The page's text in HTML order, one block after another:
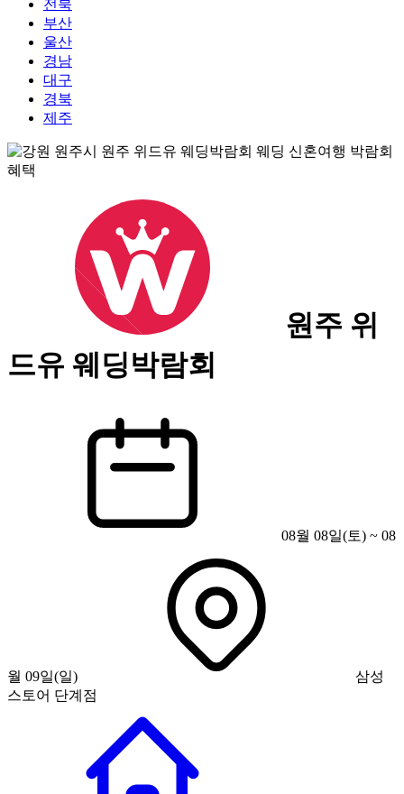
전북
부산
울산
경남
대구
경북
제주
원주 위
드유 웨딩박람회
08월 08일(토) ~ 08
월 09일(일)
삼성
스토어 단계점